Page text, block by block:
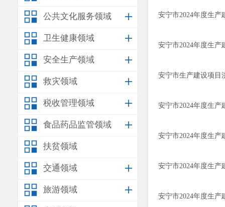
公共文化服务领域
卫生健康领域
安全生产领域
救灾领域
税收管理领域
食品药品监管领域
扶贫领域
交通领域
旅游领域
安宁市2024年度生
安宁市2024年度生
安宁市生产建设项目
安宁市2024年度生
安宁市2024年度生
安宁市2024年度生产
安宁市2024年度生